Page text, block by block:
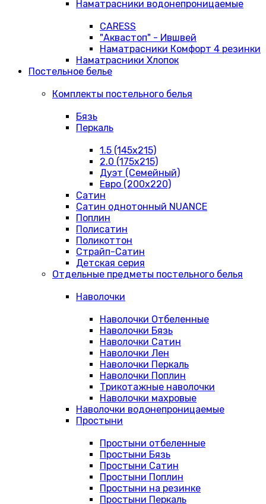
Наматрасники водонепроницаемые
CARESS
"Аквастоп" - Ившвей
Наматрасники Комфорт 4 резинки
Наматрасники Хлопок
Постельное белье
Комплекты постельного белья
Бязь
Перкаль
1.5 (145х215)
2.0 (175х215)
Дуэт (Семейный)
Евро (200х220)
Сатин
Сатин однотонный NUANCE
Поплин
Полисатин
Поликоттон
Страйп-Сатин
Детская серия
Отдельные предметы постельного белья
Наволочки
Наволочки Отбеленные
Наволочки Бязь
Наволочки Сатин
Наволочки Лен
Наволочки Перкаль
Наволочки Поплин
Трикотажные наволочки
Наволочки махровые
Наволочки водонепроницаемые
Простыни
Простыни отбеленные
Простыни Бязь
Простыни Сатин
Простыни Поплин
Простыни на резинке
Простыни Перкаль